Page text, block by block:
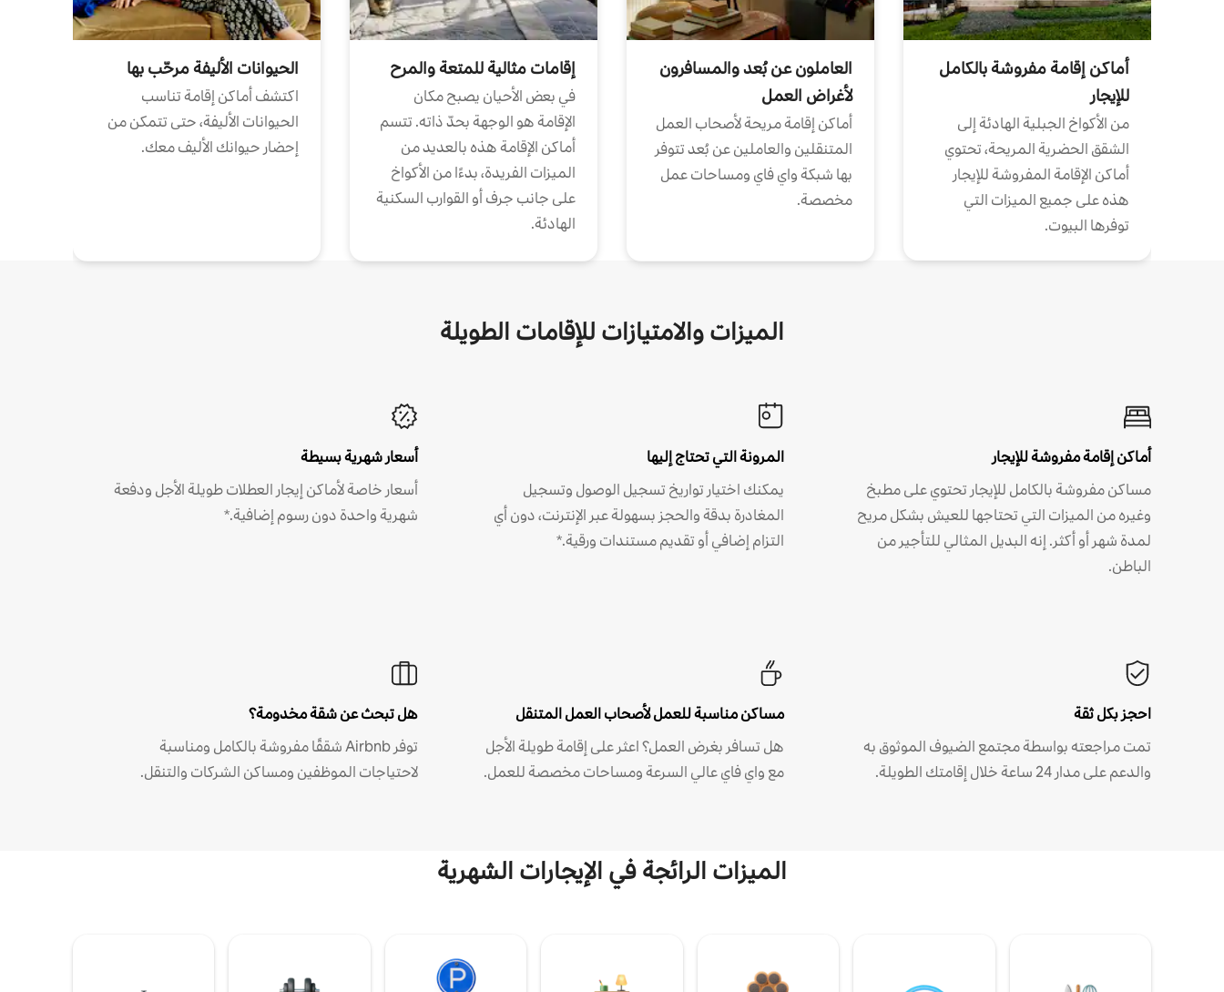
أماكن إقامة مفروشة بالكامل
للإيجار
من الأكواخ الجبلية الهادئة إلى
الشقق الحضرية المريحة، تحتوي
أماكن الإقامة المفروشة للإيجار
هذه على جميع الميزات التي
توفرها البيوت.
العاملون عن بُعد والمسافرون
لأغراض العمل
أماكن إقامة مريحة لأصحاب العمل
المتنقلين والعاملين عن بُعد تتوفر
بها شبكة واي فاي ومساحات عمل
مخصصة.
إقامات مثالية للمتعة والمرح
في بعض الأحيان يصبح مكان
الإقامة هو الوجهة بحدّ ذاته. تتسم
أماكن الإقامة هذه بالعديد من
الميزات الفريدة، بدءًا من الأكواخ
على جانب جرف أو القوارب السكنية
الهادئة.
الحيوانات الأليفة مرحّب بها
اكتشف أماكن إقامة تناسب
الحيوانات الأليفة، حتى تتمكن من
إحضار حيوانك الأليف معك.
الميزات والامتيازات للإقامات الطويلة
أماكن إقامة مفروشة للإيجار
مساكن مفروشة بالكامل للإيجار تحتوي على مطبخ
وغيره من الميزات التي تحتاجها للعيش بشكل مريح
لمدة شهر أو أكثر. إنه البديل المثالي للتأجير من
الباطن.
المرونة التي تحتاج إليها
يمكنك اختيار تواريخ تسجيل الوصول وتسجيل
المغادرة بدقة والحجز بسهولة عبر الإنترنت، دون أي
التزام إضافي أو تقديم مستندات ورقية.*
أسعار شهرية بسيطة
أسعار خاصة لأماكن إيجار العطلات طويلة الأجل ودفعة
شهرية واحدة دون رسوم إضافية.*
احجز بكل ثقة
تمت مراجعته بواسطة مجتمع الضيوف الموثوق به
والدعم على مدار 24 ساعة خلال إقامتك الطويلة.
مساكن مناسبة للعمل لأصحاب العمل المتنقل
هل تسافر بغرض العمل؟ اعثر على إقامة طويلة الأجل
مع واي فاي عالي السرعة ومساحات مخصصة للعمل.
هل تبحث عن شقة مخدومة؟
توفر Airbnb شققًا مفروشة بالكامل ومناسبة
لاحتياجات الموظفين ومساكن الشركات والتنقل.
الميزات الرائجة في الإيجارات الشهرية